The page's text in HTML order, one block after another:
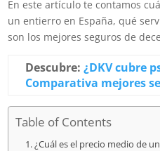
En este artículo te contamos
un entierro en España, qué
son los mejores seguros de
Descubre:¿DKV cubre
Comparativa mejores
Table of Contents
¿Cuál es el precio medio de